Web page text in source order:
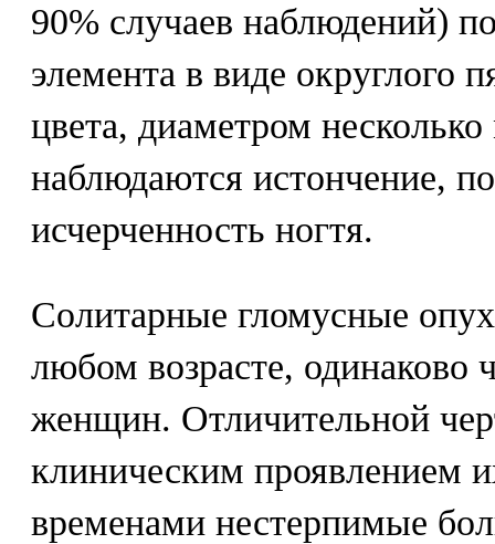
90% случаев наблюдений)
элемента в виде округлого
цвета, диаметром
наблюдаются истончение,
исчерченность ногтя.
Солитарные гломусные
любом возрасте, одинаково
женщин. Отличительной
клиническим проявлением
временами нестерпимые